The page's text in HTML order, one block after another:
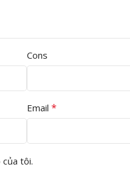
Cons
Email *
tôi.